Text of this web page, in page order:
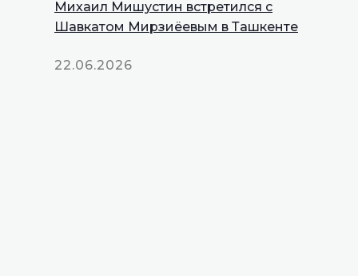
Михаил Мишустин встретился с
Шавкатом Мирзиёевым в Ташкенте
22.06.2026